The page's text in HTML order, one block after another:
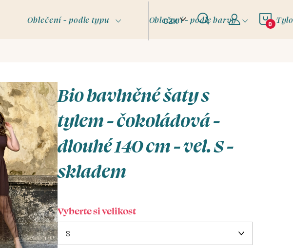
CZK
Oblečení - podle typu Oblečení - podle barvy
Bio bavlněné šaty s
tylem - čokoládová -
dlouhé 140 cm - vel. S -
skladem
Vyberte si velikost